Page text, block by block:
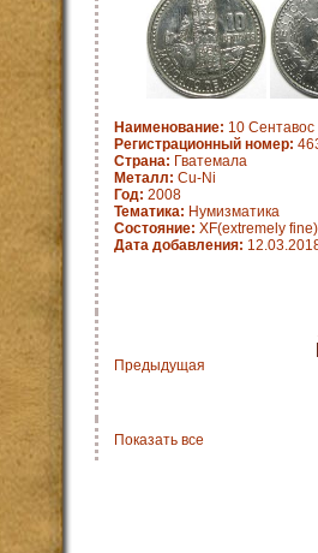
Наименование: 10 Сентавос
Регистрационный номер:
Страна: Гватемала
Металл: Cu-Ni
Год: 2008
Тематика: Нумизматика
Состояние: XF(extremely fine)
Дата добавления:
Предыдущая
Показать все